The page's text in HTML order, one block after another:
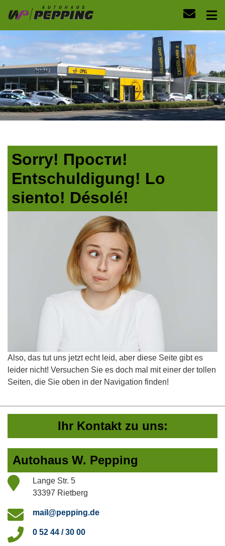
Sorry! Прости!
Entschuldigung! Lo
siento! Désolé!
Also, das tut uns jetzt echt leid, aber diese Seite gibt es
leider nicht! Versuchen Sie es doch mal mit einer der tollen
Seiten, die Sie oben in der Navigation finden!
Ihr Kontakt zu uns:
Autohaus W. Pepping
Lange Str. 5
33397 Rietberg
mail@pepping.de
0 52 44 / 30 00